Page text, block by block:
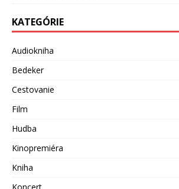
KATEGÓRIE
Audiokniha
Bedeker
Cestovanie
Film
Hudba
Kinopremiéra
Kniha
Koncert